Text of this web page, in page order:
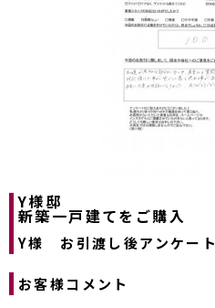
Y様邸
新築一戸建てをご購入
Y様 お引渡し後アンケート
お客様コメント